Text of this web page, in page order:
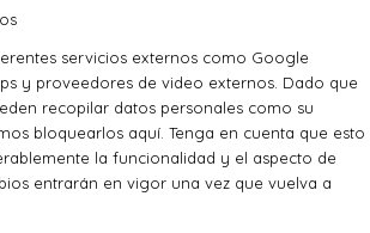
servicios externos como Google
y proveedores de video externos. Dado que
recopilar datos personales como su
bloquearlos aquí. Tenga en cuenta que esto
la funcionalidad y el aspecto de
entrarán en vigor una vez que vuelva a